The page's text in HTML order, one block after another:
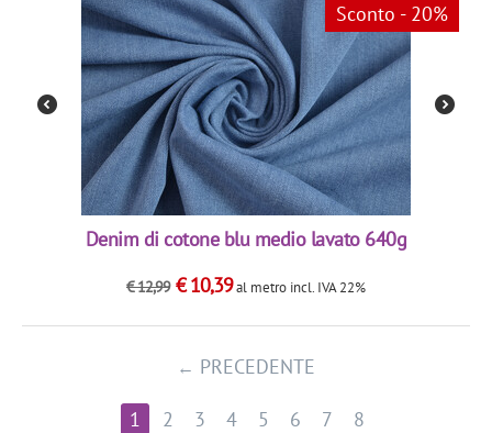
Sconto - 20%
Denim di cotone blu medio lavato 640g
€12,99 €10,39al metro incl. IVA 22%
PRECEDENTE
1 2 3 4 5 6 7 8